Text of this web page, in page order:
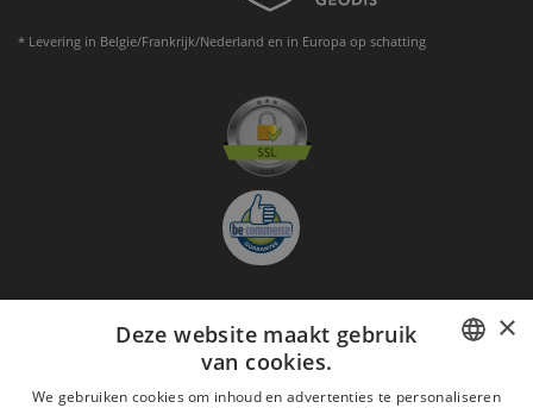
* Levering in Belgie/Frankrijk/Nederland en in Europa op schatting
Aanmelden nieuwsbrief
GO
FRENCH
×
Deze website maakt gebruik
van cookies.
We gebruiken cookies om inhoud en advertenties te personaliseren